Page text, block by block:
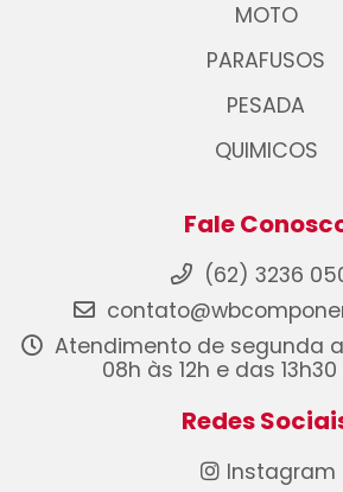
MOTO
PARAFUSOS
PESADA
QUIMICOS
Fale
(62) 3236
Atendimento de segunda
08h às 12h e das 13h30
Redes
Instagram